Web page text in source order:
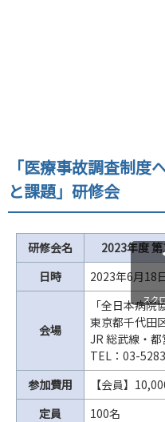
「医療事故調査制度
と課題」研修会
研修会名
2023年度 第
日時
2023年6月18
会場
「全日本病院
東京都千代田
JR 総武線・
TEL：03-
参加費用
【会員】
定員
100名
スク